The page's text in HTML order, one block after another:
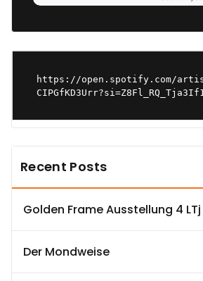
https://open.spotify.com/artist/
Recent Posts
Golden Frame Ausstellung 4 LTj
Der Mondweise